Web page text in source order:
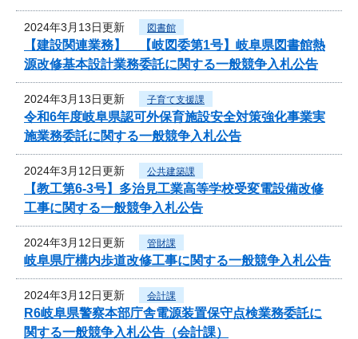
2024年3月13日更新 図書館
【建設関連業務】 【岐図委第1号】岐阜県図書館熱
源改修基本設計業務委託に関する一般競争入札公告
2024年3月13日更新 子育て支援課
令和6年度岐阜県認可外保育施設安全対策強化事業実
施業務委託に関する一般競争入札公告
2024年3月12日更新 公共建築課
【教工第6-3号】多治見工業高等学校受変電設備改修
工事に関する一般競争入札公告
2024年3月12日更新 管財課
岐阜県庁構内歩道改修工事に関する一般競争入札公告
2024年3月12日更新 会計課
R6岐阜県警察本部庁舎電源装置保守点検業務委託に
関する一般競争入札公告（会計課）